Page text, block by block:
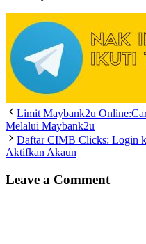
Limit Maybank2u
Melalui Maybank2u
Daftar CIMB Clicks: Login
Aktifkan Akaun
Leave a Comment